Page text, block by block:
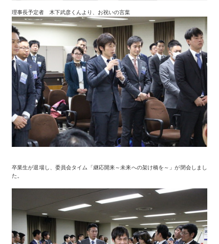
理事長予定者 木下武彦くんより、お祝いの言葉
卒業生が退場し、委員会タイム「継応開来～未来への架け橋を～」が閉会しまし
た。